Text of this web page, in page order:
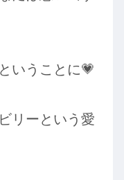
いうことに💗
リーという愛